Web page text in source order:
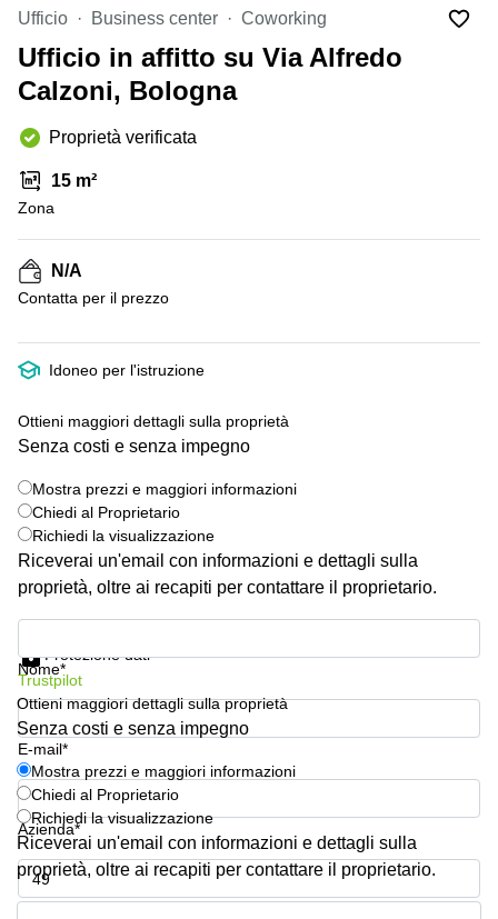
Brescia
Pescara
Verona
Catania
Bologna
Bergamo
Como
Napoli
affitto a
Pescara
Coworking
Lombardy
Business
Toscana
Business
center
Milano
Business
Coworking
Coworking
Cagliari
Coworking
Pescara
Brescia
Business
a
Treviso
Affitto
Business
Centers
a Napoli
Uffici
in
affitto
a
Milano
Ufficio Business center Coworking
Ufficio in affitto su Via Alfredo
Calzoni, Bologna
Proprietà verificata
15 m²
Zona
N/A
Сontatta per il prezzo
Idoneo per l'istruzione
Ottieni maggiori dettagli sulla proprietà
Senza costi e senza impegno
Mostra prezzi e maggiori informazioni
Chiedi al Proprietario
Richiedi la visualizzazione
Riceverai un'email con informazioni e dettagli sulla
proprietà, oltre ai recapiti per contattare il proprietario.
Nome*
E-mail*
Azienda*
Numero di telefono*
Protezione dati
Trustpilot
Ottieni maggiori dettagli sulla proprietà
Senza costi e senza impegno
Mostra prezzi e maggiori informazioni
Chiedi al Proprietario
Richiedi la visualizzazione
Riceverai un'email con informazioni e dettagli sulla
proprietà, oltre ai recapiti per contattare il proprietario.